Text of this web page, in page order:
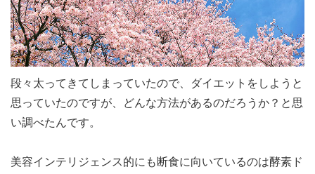
段々太ってきてしまっていたので、ダイエットをしようと
思っていたのですが、どんな方法があるのだろうか？と思
い調べたんです。
美容インテリジェンス的にも断食に向いているのは酵素ド